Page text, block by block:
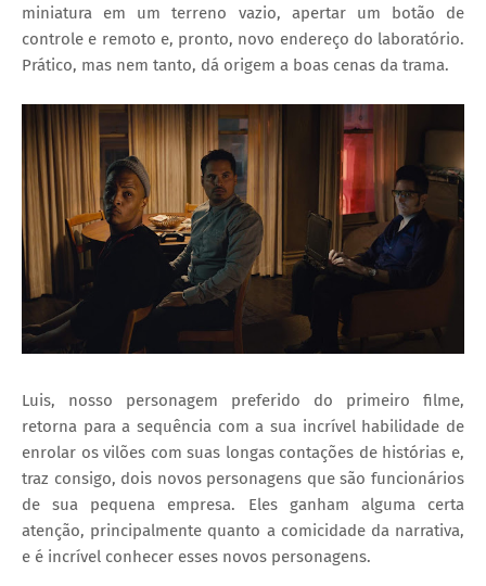
miniatura em um terreno vazio, apertar um botão de
controle e remoto e, pronto, novo endereço do laboratório.
Prático, mas nem tanto, dá origem a boas cenas da trama.
Luis, nosso personagem preferido do primeiro filme,
retorna para a sequência com a sua incrível habilidade de
enrolar os vilões com suas longas contações de histórias e,
traz consigo, dois novos personagens que são funcionários
de sua pequena empresa. Eles ganham alguma certa
atenção, principalmente quanto a comicidade da narrativa,
e é incrível conhecer esses novos personagens.